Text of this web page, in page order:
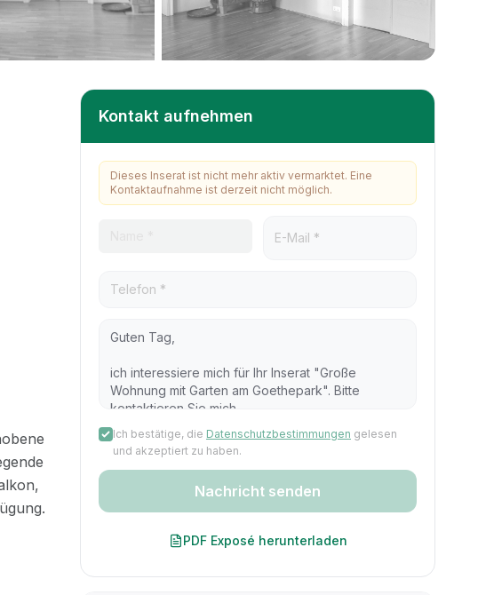
Kontakt aufnehmen
Dieses Inserat ist nicht mehr aktiv vermarktet. Eine
Kontaktaufnahme ist derzeit nicht möglich.
Ich bestätige, die Datenschutzbestimmungen gelesen
und akzeptiert zu haben.
Nachricht senden
PDF Exposé herunterladen